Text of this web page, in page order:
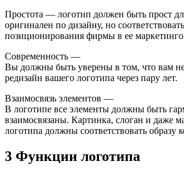
Простота ― логотип должен быть прост
оригинален по дизайну, но
позиционирования фирмы в ее
Современность —
Вы должны быть уверены в том, что вам не
редизайн вашего логотипа через пару лет.
Взаимосвязь элементов —
В логотипе все элементы должны быть
взаимосвязаны. Картинка, слоган и даже
логотипа должны соответствовать образу
3 Функции логотипа